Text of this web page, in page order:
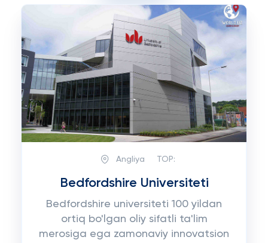
Angliya TOP:
Bedfordshire Universiteti
Bedfordshire universiteti 100 yildan
ortiq bo'lgan oliy sifatli ta'lim
merosiga ega zamonaviy innovatsion